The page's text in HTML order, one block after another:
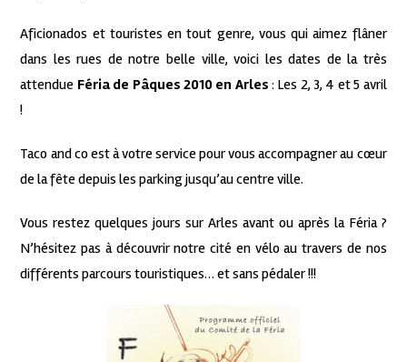
Aficionados et touristes en tout genre, vous qui aimez flâner
dans les rues de notre belle ville, voici les dates de la très
attendue Féria de Pâques 2010 en Arles : Les 2, 3, 4 et 5 avril
!
Taco and co est à votre service pour vous accompagner au cœur
de la fête depuis les parking jusqu’au centre ville.
Vous restez quelques jours sur Arles avant ou après la Féria ?
N’hésitez pas à découvrir notre cité en vélo au travers de nos
différents parcours touristiques… et sans pédaler !!!